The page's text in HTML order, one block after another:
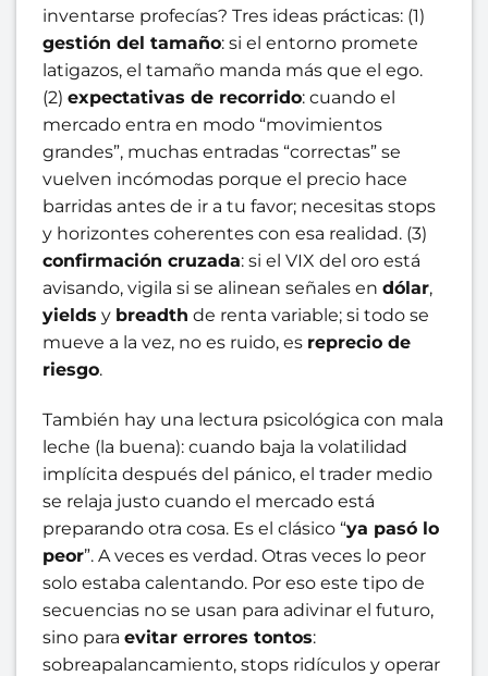
inventarse profecías? Tres ideas prácticas: (1)
gestión del tamaño: si el entorno promete
latigazos, el tamaño manda más que el ego.
(2) expectativas de recorrido: cuando el
mercado entra en modo “movimientos
grandes”, muchas entradas “correctas” se
vuelven incómodas porque el precio hace
barridas antes de ir a tu favor; necesitas stops
y horizontes coherentes con esa realidad. (3)
confirmación cruzada: si el VIX del oro está
avisando, vigila si se alinean señales en dólar,
yields y breadth de renta variable; si todo se
mueve a la vez, no es ruido, es reprecio de
riesgo.
También hay una lectura psicológica con mala
leche (la buena): cuando baja la volatilidad
implícita después del pánico, el trader medio
se relaja justo cuando el mercado está
preparando otra cosa. Es el clásico “ya pasó lo
peor”. A veces es verdad. Otras veces lo peor
solo estaba calentando. Por eso este tipo de
secuencias no se usan para adivinar el futuro,
sino para evitar errores tontos:
sobreapalancamiento, stops ridículos y operar